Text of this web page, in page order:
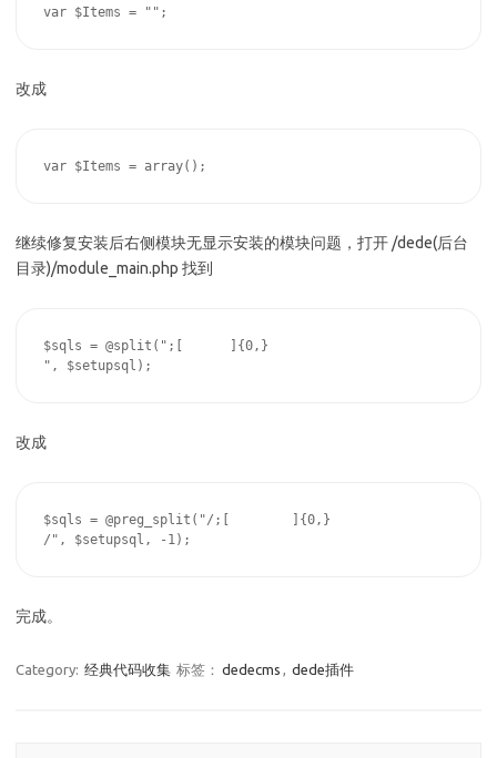
var $Items = "";
改成
var $Items = array();
继续修复安装后右侧模块无显示安装的模块问题，打开 /dede(后台
目录)/module_main.php 找到
$sqls = @split(";[ 	]{0,}
", $setupsql);
改成
$sqls = @preg_split("/;[ 	]{0,}
/", $setupsql, -1);
完成。
Category: 经典代码收集 标签： dedecms , dede插件